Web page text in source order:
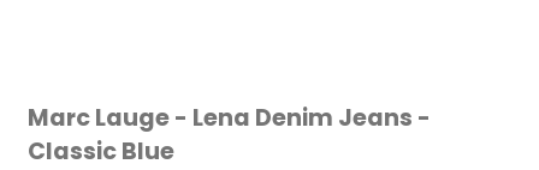
Marc Lauge - Lena Denim Jeans -
Classic Blue